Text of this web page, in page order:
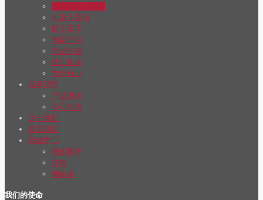
机器人领域
航天军工
物流仓储
食品包装
纺织服装
文创行业
最新消息
产品发布
公司动态
关于我们
联系我们
商城中心
我的帐户
结账
购物车
我们的使命